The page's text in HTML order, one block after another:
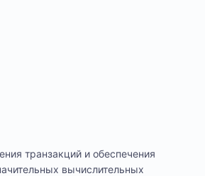
транзакций и обеспечения
вычислительных